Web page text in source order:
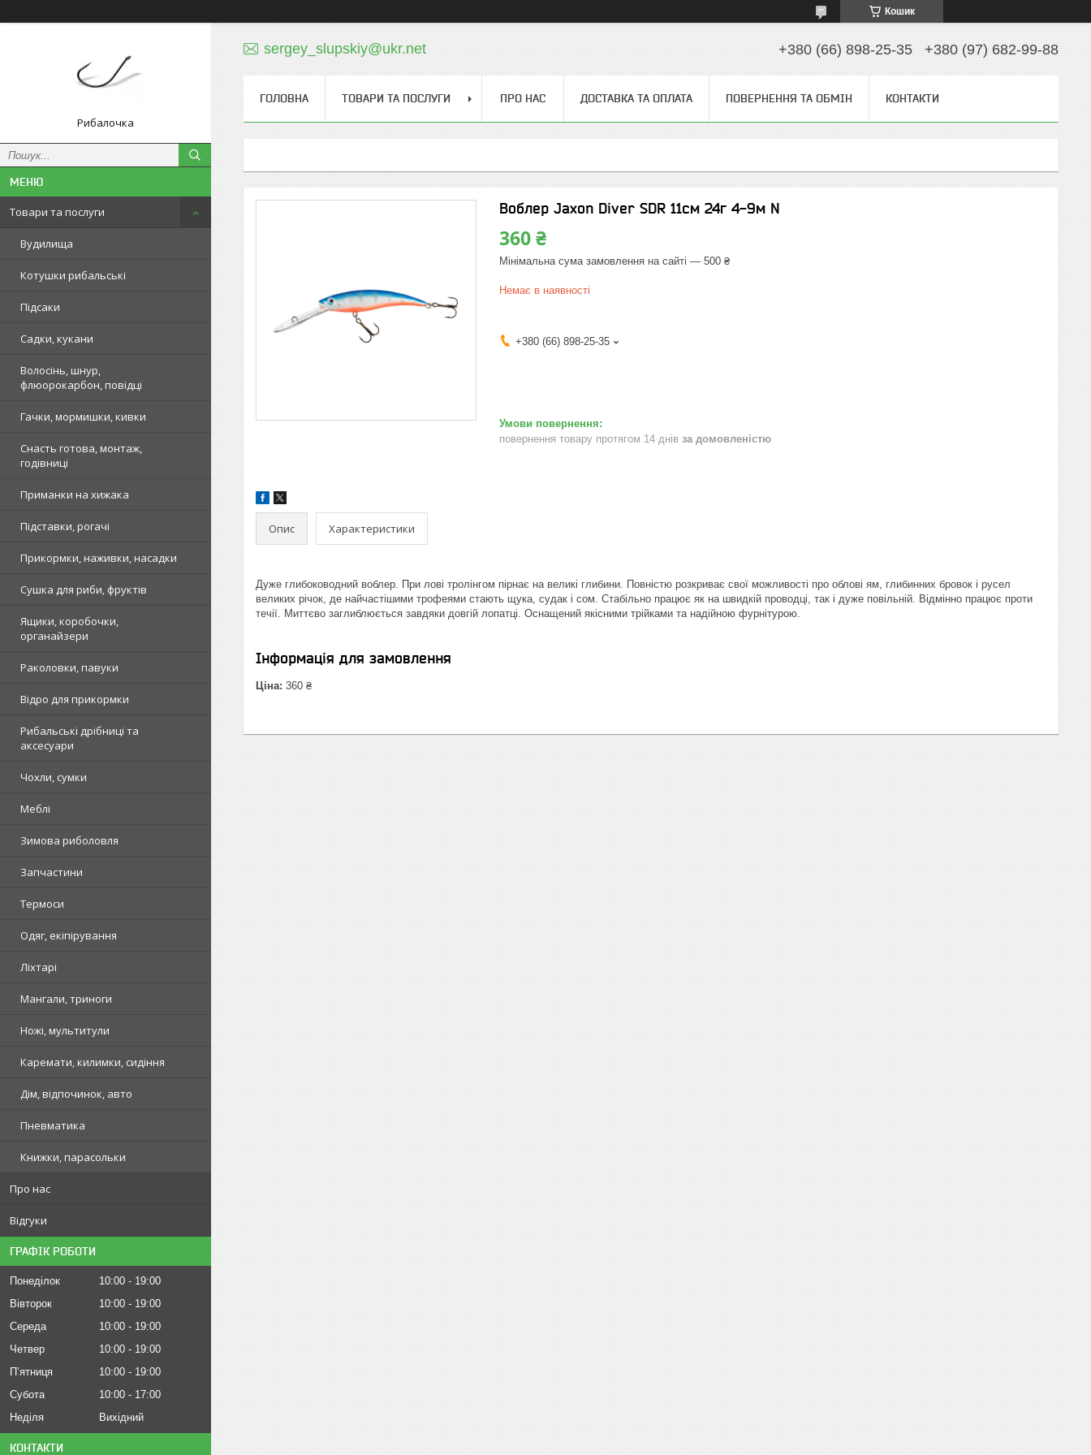
Кошик
Рибалочка
Товари та послуги
Вудилища
Котушки рибальські
Підсаки
Садки, кукани
Волосінь, шнур,
флюорокарбон, повідці
Гачки, мормишки, кивки
Снасть готова, монтаж,
годівниці
Приманки на хижака
Підставки, рогачі
Прикормки, наживки, насадки
Сушка для риби, фруктів
Ящики, коробочки,
органайзери
Раколовки, павуки
Відро для прикормки
Рибальські дрібниці та
аксесуари
Чохли, сумки
Меблі
Зимова риболовля
Запчастини
Термоси
Одяг, екіпірування
Ліхтарі
Мангали, триноги
Ножі, мультитули
Каремати, килимки, сидіння
Дім, відпочинок, авто
Пневматика
Книжки, парасольки
Про нас
Відгуки
ГРАФІК РОБОТИ
Понеділок 10:00
19:00
Вівторок
10:00
19:00
Середа
10:00
19:00
Четвер
10:00
19:00
Пʼятниця
10:00
19:00
Субота
10:00
17:00
Неділя
Вихідний
КОНТАКТИ
sergey_slupskiy@ukr.net +380 (66) 898-25-35 +380 (97) 682-99-88
ГОЛОВНА ТОВАРИ ТА ПОСЛУГИ ПРО НАС ДОСТАВКА ТА ОПЛАТА ПОВЕРНЕННЯ ТА ОБМІН КОНТАКТИ
Воблер Jaxon Diver SDR 11см 24г 4-9м N
360 ₴
Мінімальна сума замовлення на сайті — 500 ₴
Немає в наявності
+380 (66) 898-25-35
повернення товару протягом 14 днів за домовленістю
Опис Характеристики
Дуже глибоководний воблер. При лові тролінгом пірнає на великі глибини. Повністю розкриває свої можливості про облові ям, глибинних бровок і русел
великих річок, де найчастішими трофеями стають щука, судак і сом. Стабільно працює як на швидкій проводці, так і дуже повільній. Відмінно працює проти
течії. Миттєво заглиблюється завдяки довгій лопатці. Оснащений якісними трійками та надійною фурнітурою.
Інформація для замовлення
Ціна: 360 ₴